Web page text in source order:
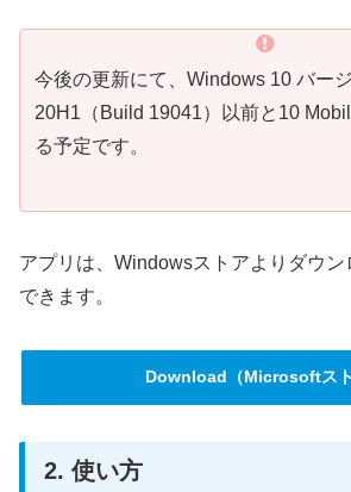
今後の更新にて、Windows 10 バー
20H1（Build 19041）以前と10
る予定です。
アプリは、Windowsストアよりダウ
できます。
Download（Microsoftスト
2. 使い方